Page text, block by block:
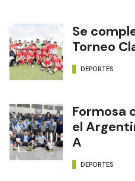
Se
Torneo
DEPORTES
Formosa
el
A
DEPORTES